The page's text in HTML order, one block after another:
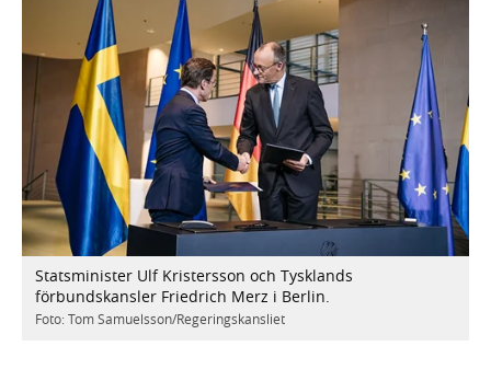
Statsminister Ulf Kristersson och Tysklands
förbundskansler Friedrich Merz i Berlin.
Foto: Tom Samuelsson/Regeringskansliet